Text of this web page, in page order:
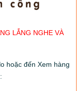
LẮNG NGHE VÀ
hoặc đến Xem hàng